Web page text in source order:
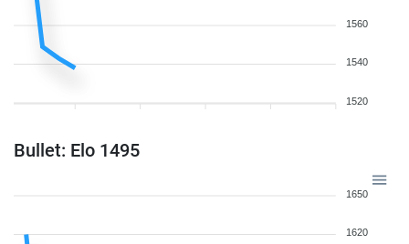
1560
1540
1520
Bullet: Elo 1495
1650
1620